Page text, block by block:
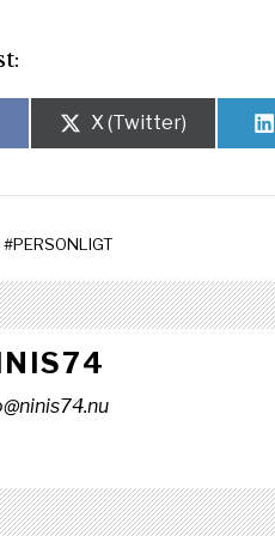
Dela
X (Twitter)
#PERSONLIGT